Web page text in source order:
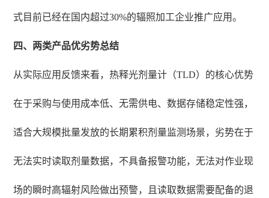
式目前已经在国内超过30%的辐照加工企业推广应用。
四、两类产品优劣势总结
从实际应用反馈来看，热释光剂量计（TLD）的核心优势
在于采购与使用成本低、无需供电、数据存储稳定性强，
适合大规模批量发放的长期累积剂量监测场景，劣势在于
无法实时读取剂量数据，不具备报警功能，无法对作业现
场的瞬时高辐射风险做出预警，且读取数据需要配备的退